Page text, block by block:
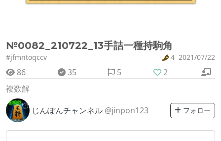
№0082_210722_13手詰一種持駒角
#jfmntoqccv 4 2021/07/22
86 35 5
2
複数解
じんぽんチャンネル @jinpon123 フォロー